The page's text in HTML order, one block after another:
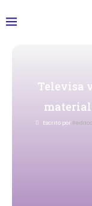
Televisa
Escrito por